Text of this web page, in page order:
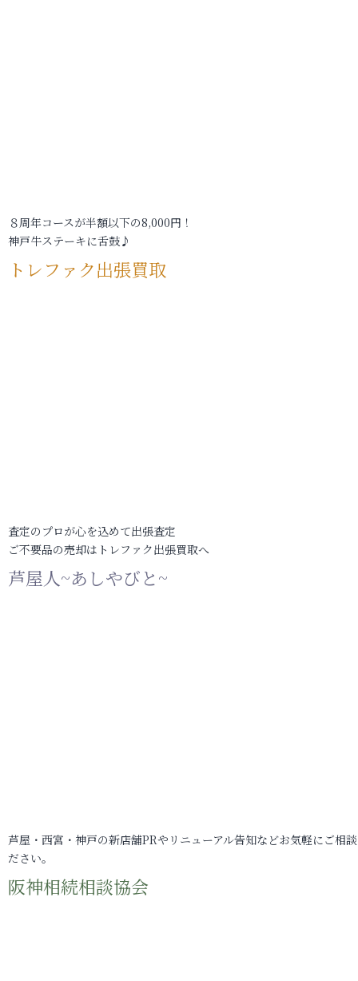
８周年コースが半額以下の8,000円！
神戸牛ステーキに舌鼓♪
トレファク出張買取
査定のプロが心を込めて出張査定
ご不要品の売却はトレファク出張買取へ
芦屋人~あしやびと~
芦屋・西宮・神戸の新店舗PRやリニューアル告知などお気軽にご相
ださい。
阪神相続相談協会